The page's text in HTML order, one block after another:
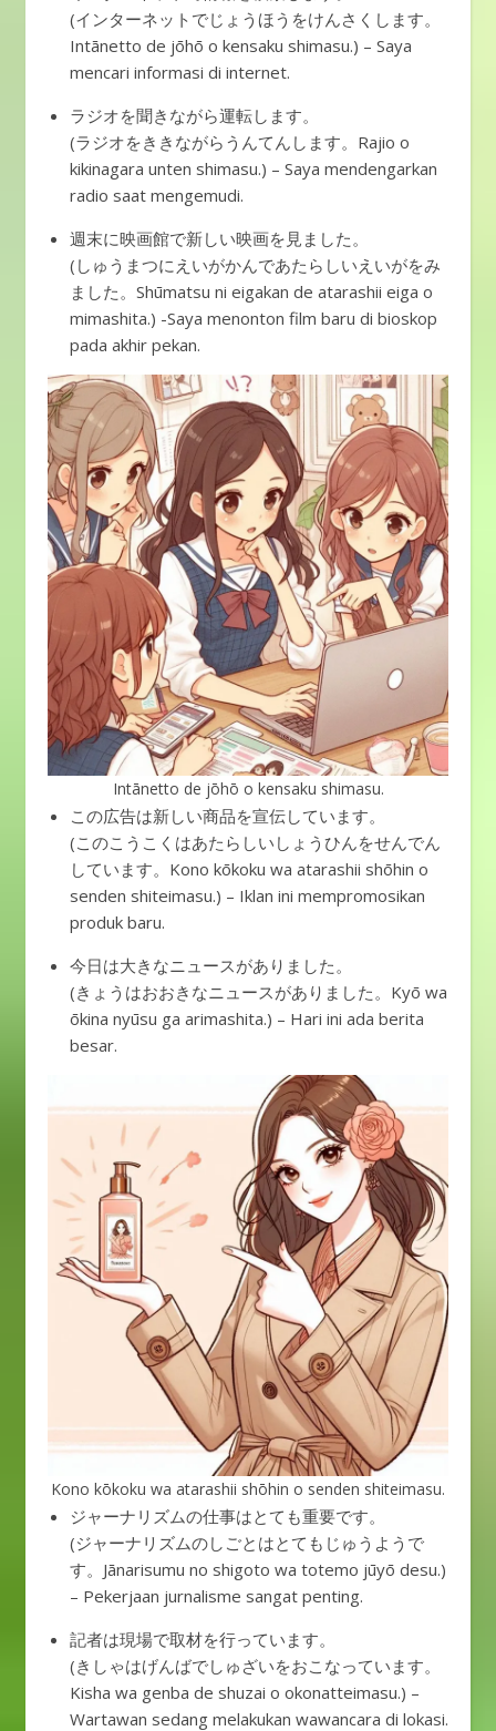
(インターネットでじょうほうをけんさくします。
Intānetto de jōhō o kensaku shimasu.) – Saya
mencari informasi di internet.
ラジオを聞きながら運転します。
(ラジオをききながらうんてんします。Rajio o
kikinagara unten shimasu.) – Saya mendengarkan
radio saat mengemudi.
週末に映画館で新しい映画を見ました。
(しゅうまつにえいがかんであたらしいえいがをみ
ました。Shūmatsu ni eigakan de atarashii eiga o
mimashita.) -Saya menonton film baru di bioskop
pada akhir pekan.
Intānetto de jōhō o kensaku shimasu.
この広告は新しい商品を宣伝しています。
(このこうこくはあたらしいしょうひんをせんでん
しています。Kono kōkoku wa atarashii shōhin o
senden shiteimasu.) – Iklan ini mempromosikan
produk baru.
今日は大きなニュースがありました。
(きょうはおおきなニュースがありました。Kyō wa
ōkina nyūsu ga arimashita.) – Hari ini ada berita
besar.
Kono kōkoku wa atarashii shōhin o senden shiteimasu.
ジャーナリズムの仕事はとても重要です。
(ジャーナリズムのしごとはとてもじゅうようで
す。Jānarisumu no shigoto wa totemo jūyō desu.)
– Pekerjaan jurnalisme sangat penting.
記者は現場で取材を行っています。
(きしゃはげんばでしゅざいをおこなっています。
Kisha wa genba de shuzai o okonatteimasu.) –
Wartawan sedang melakukan wawancara di lokasi.